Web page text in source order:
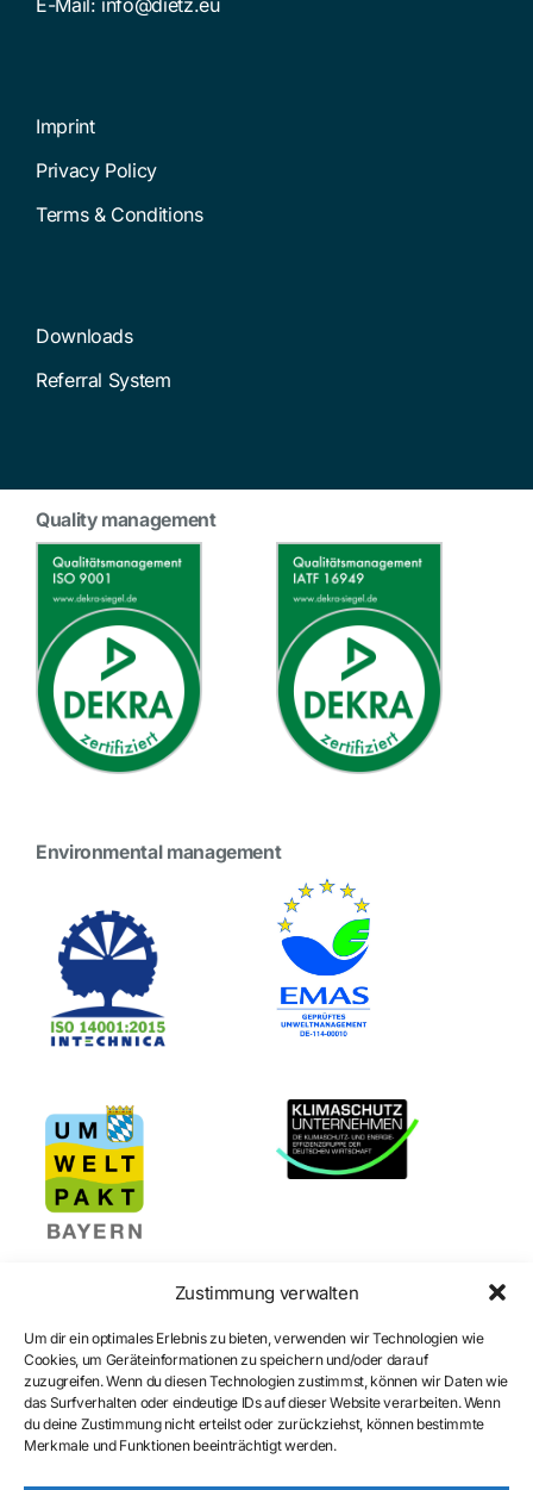
Zustimmung verwalten
Um dir ein optimales Erlebnis zu bieten, verwenden wir Technologien wie
Cookies, um Geräteinformationen zu speichern und/oder darauf
zuzugreifen. Wenn du diesen Technologien zustimmst, können wir Daten wie
das Surfverhalten oder eindeutige IDs auf dieser Website verarbeiten. Wenn
du deine Zustimmung nicht erteilst oder zurückziehst, können bestimmte
Merkmale und Funktionen beeinträchtigt werden.
Imprint
Privacy Policy
Terms & Conditions
Downloads
Referral System
Quality management
Environmental management
Certification